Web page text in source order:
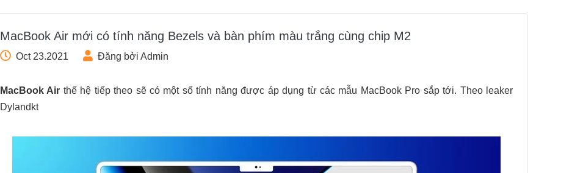
MacBook Air mới có tính năng Bezels và bàn phím màu trắng cùng chip M2
Oct 23.2021 Đăng bởi Admin
MacBook Air thế hệ tiếp theo sẽ có một số tính năng được áp dụng từ các mẫu MacBook Pro sắp tới. Theo leaker
Dylandkt